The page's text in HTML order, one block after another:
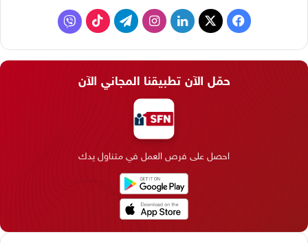
ف
د
ن
ق
ر
ا
م
ت
م
k
ف
ا
حمّل الآن تطبيقنا المجاني الآن
احصل على فرص العمل في متناول يدك